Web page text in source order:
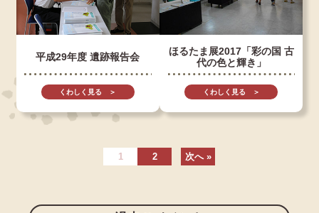
平成29年度 遺跡報告会
くわしく見る ＞
ほるたま展2017「彩の国 古
代の色と輝き」
くわしく見る ＞
1 2 次へ »